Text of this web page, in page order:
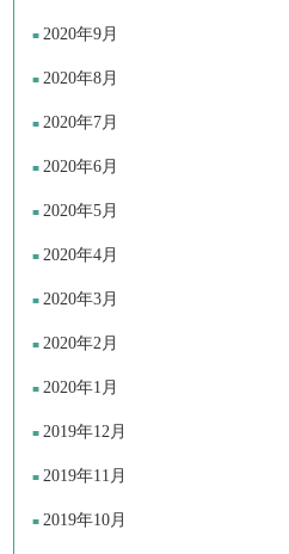
2020年9月
2020年8月
2020年7月
2020年6月
2020年5月
2020年4月
2020年3月
2020年2月
2020年1月
2019年12月
2019年11月
2019年10月